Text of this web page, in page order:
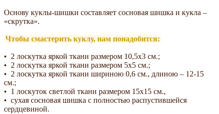
Основу куклы-шишки составляет сосновая шишка и кукла –
«скрутка».
Чтобы смастерить куклу, нам понадобится:
• 2 лоскутка яркой ткани размером 10,5х3 см.;
• 2 лоскутка яркой ткани размером 5х5 см.;
• 2 лоскутка яркой ткани шириною 0,6 см., длиною – 12-15
см.;
• 1 лоскуток светлой ткани размером 15х15 см.,
• сухая сосновая шишка с полностью распустившейся
сердцевиной.